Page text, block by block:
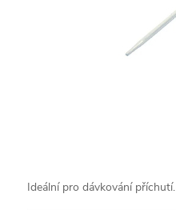
Ideální pro dávkování příchutí.